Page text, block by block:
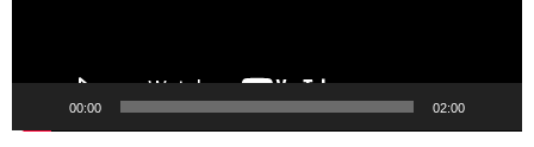
00:00 02:00